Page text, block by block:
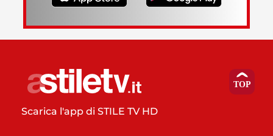
Scarica l'app di STILE TV HD